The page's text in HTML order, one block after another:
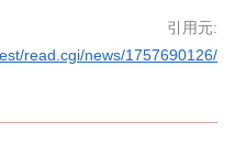
引用元:
read.cgi/news/1757690126/